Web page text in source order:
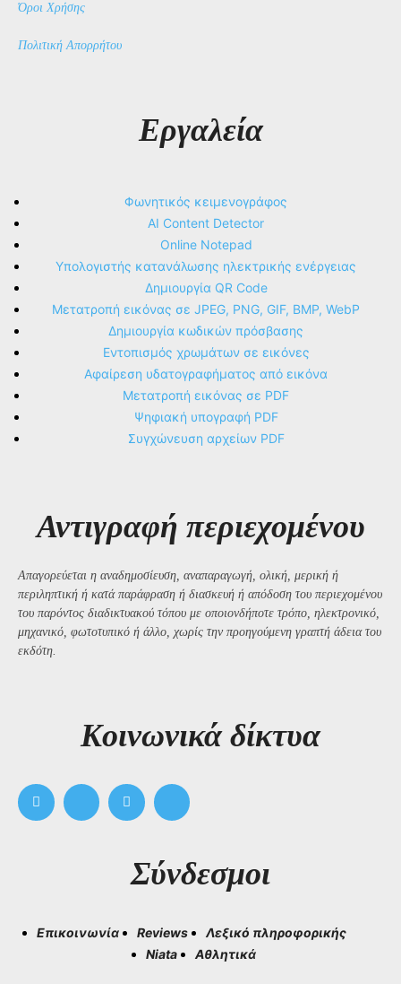
Όροι Χρήσης
Πολιτική Απορρήτου
Εργαλεία
Φωνητικός κειμενογράφος
AI Content Detector
Online Notepad
Υπολογιστής κατανάλωσης ηλεκτρικής ενέργειας
Δημιουργία QR Code
Μετατροπή εικόνας σε JPEG, PNG, GIF, BMP, WebP
Δημιουργία κωδικών πρόσβασης
Εντοπισμός χρωμάτων σε εικόνες
Αφαίρεση υδατογραφήματος από εικόνα
Μετατροπή εικόνας σε PDF
Ψηφιακή υπογραφή PDF
Συγχώνευση αρχείων PDF
Αντιγραφή περιεχομένου
Απαγορεύεται η αναδημοσίευση, αναπαραγωγή, ολική, μερική ή
περιληπτική ή κατά παράφραση ή διασκευή ή απόδοση του περιεχομένου
του παρόντος διαδικτυακού τόπου με οποιονδήποτε τρόπο, ηλεκτρονικό,
μηχανικό, φωτοτυπικό ή άλλο, χωρίς την προηγούμενη γραπτή άδεια του
εκδότη.
Kοινωνικά δίκτυα
Σύνδεσμοι
Επικοινωνία Reviews
Λεξικό πληροφορικής
Niata
Αθλητικά